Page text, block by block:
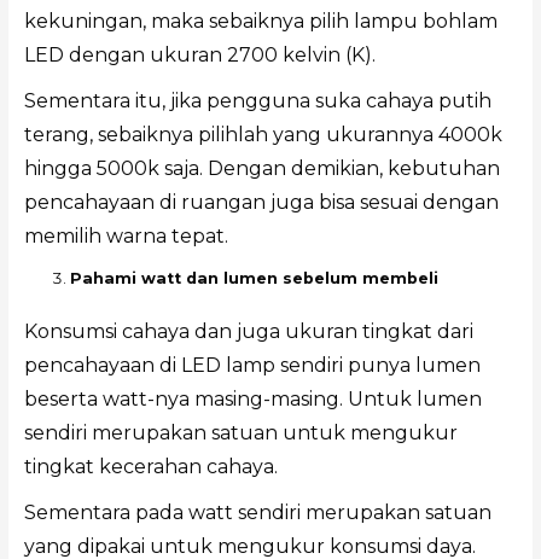
kekuningan, maka sebaiknya pilih lampu bohlam
LED dengan ukuran 2700 kelvin (K).
Sementara itu, jika pengguna suka cahaya putih
terang, sebaiknya pilihlah yang ukurannya 4000k
hingga 5000k saja. Dengan demikian, kebutuhan
pencahayaan di ruangan juga bisa sesuai dengan
memilih warna tepat.
Pahami watt dan lumen sebelum membeli
Konsumsi cahaya dan juga ukuran tingkat dari
pencahayaan di LED lamp sendiri punya lumen
beserta watt-nya masing-masing. Untuk lumen
sendiri merupakan satuan untuk mengukur
tingkat kecerahan cahaya.
Sementara pada watt sendiri merupakan satuan
yang dipakai untuk mengukur konsumsi daya.